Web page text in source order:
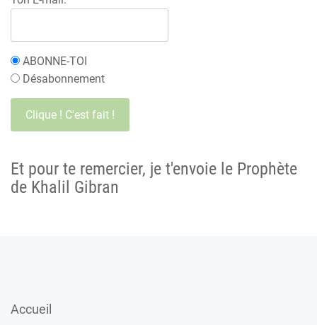
ABONNE-TOI
Désabonnement
Et pour te remercier, je t'envoie le Prophète
de Khalil Gibran
Accueil